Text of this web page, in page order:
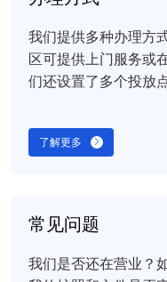
我们提供多种办理方
区可提供上门服务或
们还设置了多个投放
了解更多
常见问题
我们是否还在营业？